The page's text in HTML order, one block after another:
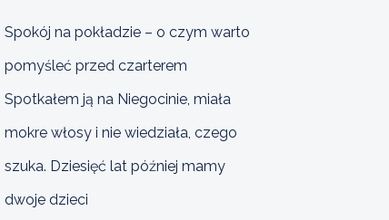
Spokój na pokładzie – o czym warto
pomyśleć przed czarterem
Spotkałem ją na Niegocinie, miała
mokre włosy i nie wiedziała, czego
szuka. Dziesięć lat później mamy
dwoje dzieci